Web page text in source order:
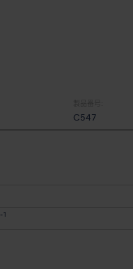
製品番号:
C547
-1